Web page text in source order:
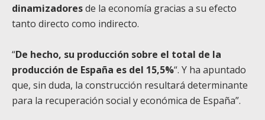
dinamizadoresde la economía gracias a su efecto
tanto directo como indirecto.
“De hecho, su producción sobre el total de la
producción de España es del 15,5%“. Y ha apuntado
que, sin duda, la construcción resultará determinante
para la recuperación social y económica de España”.